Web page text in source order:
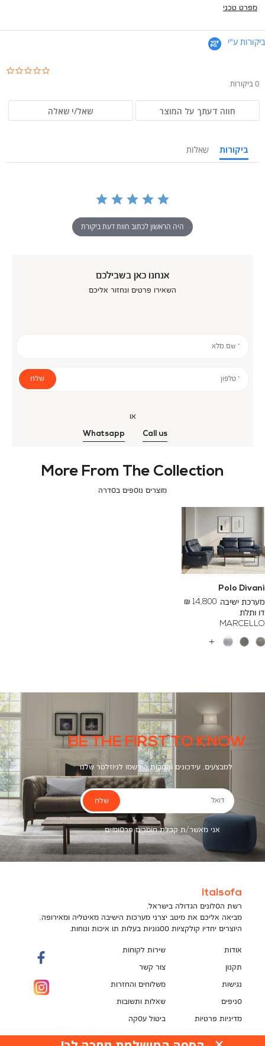
מפרט טכני
ביקורות ע"י
0 ביקורות
חווה דעתך על המוצר שאל/י שאלה
ביקורות שאלות
היה הראשון לכתוב חוות דעת ביקורת
אנחנו כאן בשבילכם
השאירו פרטים ונחזור אליכם
* שם מלא
* טלפון שלח
או
Call us
Whatsapp
More From The Collection
מוצרים נוספים בסדרה
Polo Divani
מערכת ישיבה
דו ותלת
MARCELLO
החל
14,800 ₪
עוד
BE THE FIRST TO KNOW
למבצעים, עידכונים והטבות הירשמו לניוזלטר שלנו
דואל
אני מאשר/ת קבלת חומרים פרסומיים
שלח
Italsofa
רשת הסלונים הגדולה בישראל,
מביאה אליכם את מיטב יצרני מערכות הישיבה מאיטליה ומאירופה,
היוצרים יחדיו קולקציות ססגוניות בעלות תו איכות ונוחות.
אודות
תקנון
נגישות
סניפים
מדיניות פרטיות
שירות לקוחות
צור קשר
משלוחים והחזרות
שאלות ותשובות
ביטול עסקה
תקנון מועדון לקוחות